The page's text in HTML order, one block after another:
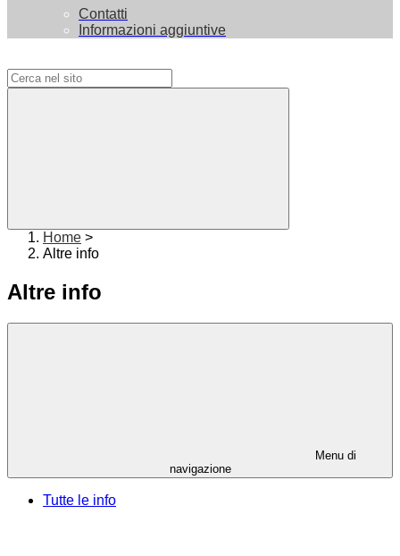
Contatti
Informazioni aggiuntive
Home >
Altre info
Altre info
Menu di
navigazione
Tutte le info